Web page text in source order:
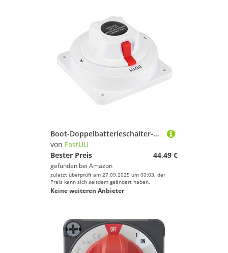
Boot-Doppelbatterieschalter-Kit, robuste und langlebige Batterieschalter 300A 4-Positionen-Doppelbatterie-Wahlschalter Bootsbatterieverteilung, für 6V, 12V, 24V, 32V Stromversorgungssystem des Bootes
von FastUU
Bester Preis
44,49 €
gefunden bei Amazon
zuletzt überprüft am 27.09.2025 um 00:03; der
Preis kann sich seitdem geändert haben.
Keine weiteren Anbieter